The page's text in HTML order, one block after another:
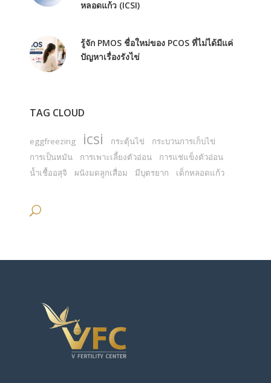
หลอดแก้ว (ICSI)
รู้จัก PMOS ชื่อใหม่ของ PCOS ที่ไม่ได้มีแค่
ปัญหาเรื่องรังไข่
TAG CLOUD
eggfreezing icsi กระตุ้นไข่
กระบวนการเก็บไข่
การเป็นหมัน
การเพาะเลี้ยงตัวอ่อน
การแช่แข็งตัวอ่อน
น้ำเชื้ออสุจิ
ผนังมดลูกเสื่อม มีบุตรยาก เด็กหลอดแก้ว